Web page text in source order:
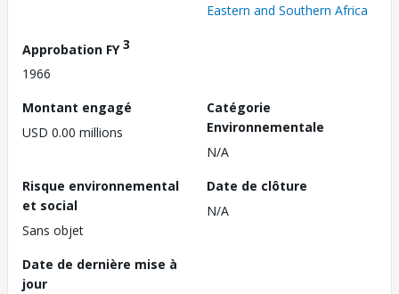
Eastern and Southern Africa
Approbation FY3
1966
Montant engagé
USD 0.00 millions
Catégorie
Environnementale
N/A
Risque environnemental
et social
Sans objet
Date de clôture
N/A
Date de dernière mise à
jour